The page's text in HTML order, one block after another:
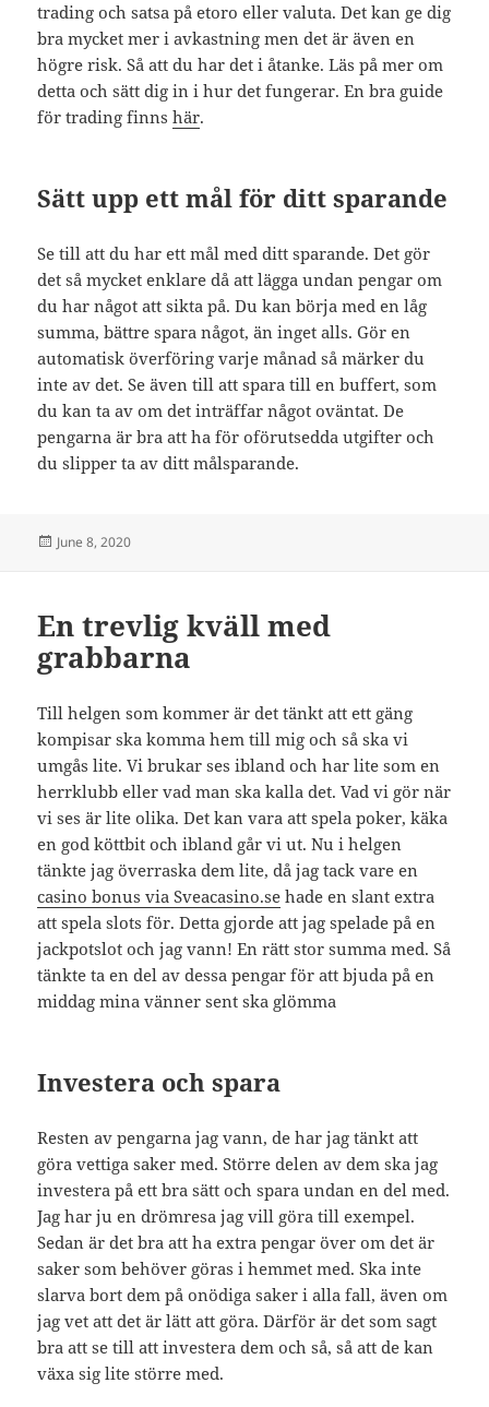
trading och satsa på etoro eller valuta. Det kan ge dig
bra mycket mer i avkastning men det är även en
högre risk. Så att du har det i åtanke. Läs på mer om
detta och sätt dig in i hur det fungerar. En bra guide
för trading finnshär.
Sätt upp ett mål för ditt sparande
Se till att du har ett mål med ditt sparande. Det gör
det så mycket enklare då att lägga undan pengar om
du har något att sikta på. Du kan börja med en låg
summa, bättre spara något, än inget alls. Gör en
automatisk överföring varje månad så märker du
inte av det. Se även till att spara till en buffert, som
du kan ta av om det inträffar något oväntat. De
pengarna är bra att ha för oförutsedda utgifter och
du slipper ta av ditt målsparande.
Posted
June 8, 2020
En trevlig kväll med
grabbarna
Till helgen som kommer är det tänkt att ett gäng
kompisar ska komma hem till mig och så ska vi
umgås lite. Vi brukar ses ibland och har lite som en
herrklubb eller vad man ska kalla det. Vad vi gör när
vi ses är lite olika. Det kan vara att spela poker, käka
en god köttbit och ibland går vi ut. Nu i helgen
tänkte jag överraska dem lite, då jag tack vare en
casino bonus via Sveacasino.se hade en slant extra
att spela slots för. Detta gjorde att jag spelade på en
jackpotslot och jag vann! En rätt stor summa med. Så
tänkte ta en del av dessa pengar för att bjuda på en
middag mina vänner sent ska glömma
Investera och spara
Resten av pengarna jag vann, de har jag tänkt att
göra vettiga saker med. Större delen av dem ska jag
investera på ett bra sätt och spara undan en del med.
Jag har ju en drömresa jag vill göra till exempel.
Sedan är det bra att ha extra pengar över om det är
saker som behöver göras i hemmet med. Ska inte
slarva bort dem på onödiga saker i alla fall, även om
jag vet att det är lätt att göra. Därför är det som sagt
bra att se till att investera dem och så, så att de kan
växa sig lite större med.